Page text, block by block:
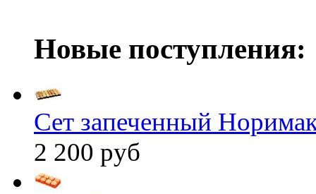
Новые поступления:
Сет запеченный
2 200 руб